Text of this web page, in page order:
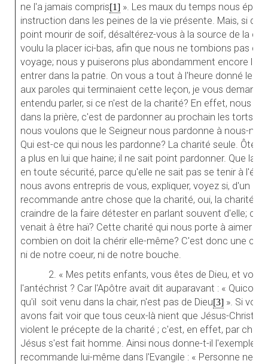
ne l'a jamais compris[1] ». Les maux du temps nous
instruction dans les peines de la vie présente. Mais, si
point mourir de soif, désaltérez-vous à la source de la
voulu la placer ici-bas, afin que nous ne tombions pas
voyage; nous y puiserons plus abondamment encore
entrer dans la patrie. On vous a tout à l'heure donné
aux paroles qui terminaient cette leçon, je vous
entendu parler, si ce n'est de la charité? En effet, nous
dans la prière, c'est de pardonner au prochain les torts
nous voulons que le Seigneur nous pardonne à nous-
Qui est-ce qui nous les pardonne? La charité seule. Ôte
a plus en lui que haine; il ne sait point pardonner. Que la
en toute sécurité, parce qu'elle ne sait pas se tenir à
nous avons entrepris de vous, expliquer, voyez si, d'un
recommande antre chose que la charité, oui, la charité
craindre de la faire détester en parlant souvent d'elle; car
venait à être haï? Cette charité qui nous porte à aimer
combien on doit la chérir elle-même? C'est donc une
ni de notre coeur, ni de notre bouche.
2. « Mes petits enfants, vous êtes de Dieu, et vous
l'antéchrist ? Car l'Apôtre avait dit auparavant : «
qu'il soit venu dans la chair, n'est pas de Dieu[3] ». Si
avons fait voir que tous ceux-là nient que Jésus-Christ
violent le précepte de la charité ; c'est, en effet, par
Jésus s'est fait homme. Ainsi nous donne-t-il l'exemple
recommande lui-même dans l'Evangile : « Personne ne